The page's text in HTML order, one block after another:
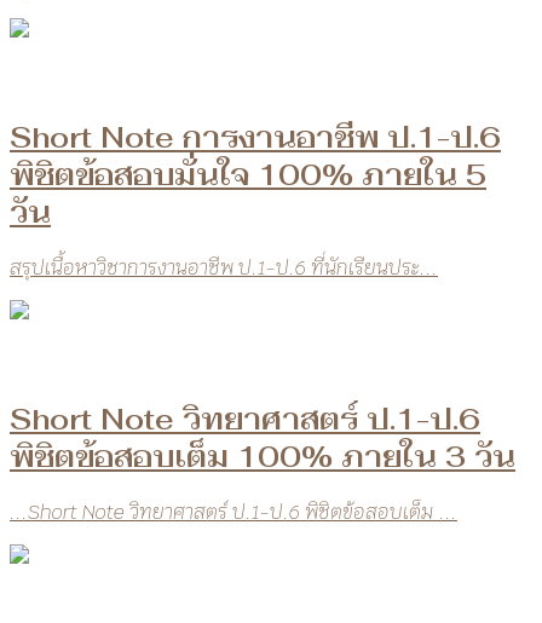
Short Note การงานอาชีพ ป.1-ป.6
พิชิตข้อสอบมั่นใจ 100% ภายใน 5
วัน
สรุปเนื้อหาวิชาการงานอาชีพ ป.1-ป.6 ที่นักเรียนประ...
Short Note วิทยาศาสตร์ ป.1-ป.6
พิชิตข้อสอบเต็ม 100% ภายใน 3 วัน
...Short Note วิทยาศาสตร์ ป.1-ป.6 พิชิตข้อสอบเต็ม ...